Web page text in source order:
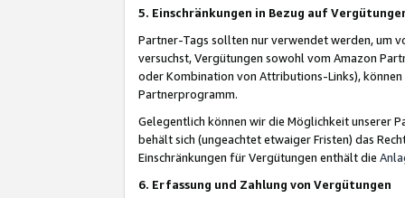
5. Einschränkungen in Bezug auf
Partner-Tags sollten nur verwendet werden, um
versuchst, Vergütungen sowohl vom Amazon
oder Kombination von Attributions-Links),
Partnerprogramm.
Gelegentlich können wir die Möglichkeit unserer
behält sich (ungeachtet etwaiger Fristen) das
Einschränkungen für Vergütungen enthält die
6. Erfassung und Zahlung von Vergütungen